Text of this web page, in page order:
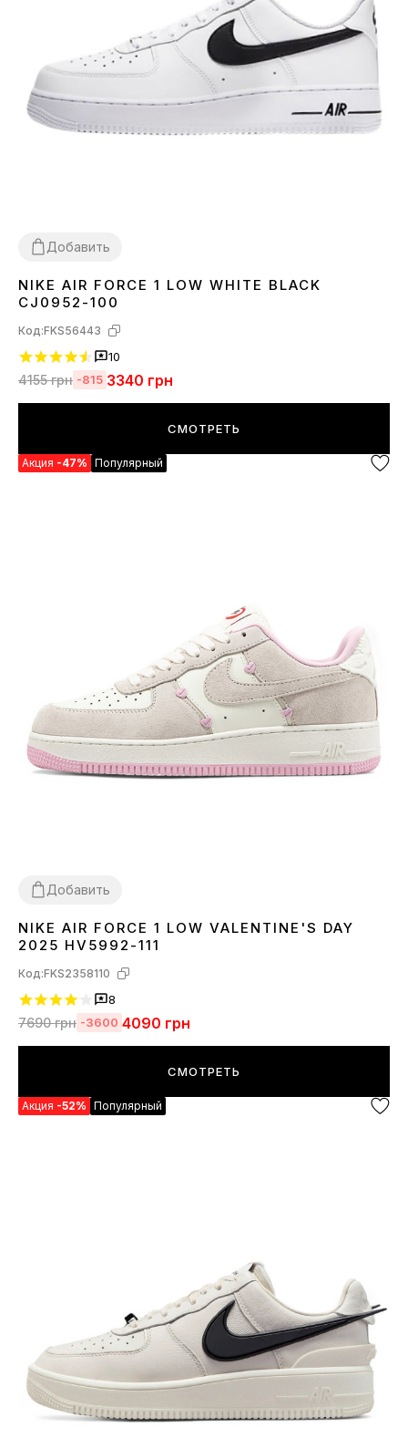
Добавить
3940 4142 4344
NIKE AIR FORCE 1 LOW WHITE BLACK
CJ0952-100
Код:FKS56443
10
4155грн -815 3340 грн
СМОТРЕТЬ
Акция -47% Популярный
Добавить
3637 38 39 4041
NIKE AIR FORCE 1 LOW VALENTINE'S DAY
2025 HV5992-111
Код:FKS2358110
8
7690грн -3600 4090 грн
СМОТРЕТЬ
Акция -52% Популярный